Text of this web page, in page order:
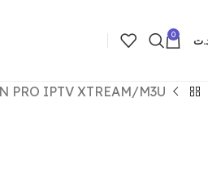
0
PRO IPTV XTREAM/M3U